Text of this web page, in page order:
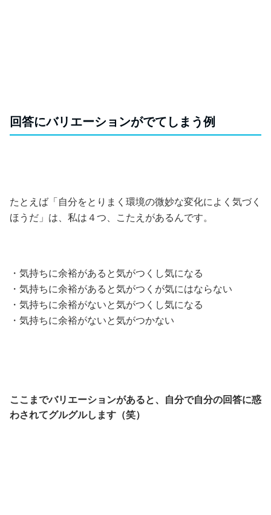
回答にバリエーションがでてしまう例
たとえば「 自分をとりまく環境の微妙な変化によく気づく
ほうだ」は、私は４つ、こたえがあるんです。
・気持ちに余裕があると気がつくし気になる
・気持ちに余裕があると気がつくが気にはならない
・気持ちに余裕がないと気がつくし気になる
・気持ちに余裕がないと気がつかない
ここまでバリエーションがあると、自分で自分の回答に惑
わされてグルグルします（笑）